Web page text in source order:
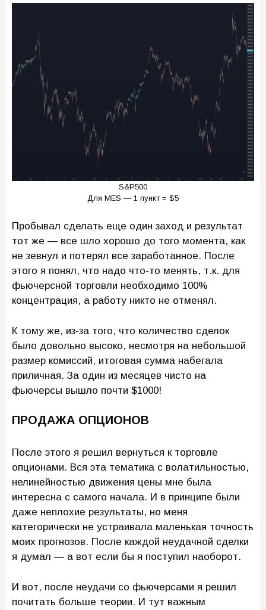
S&P500
Для MES — 1 пункт = $5
Пробывал сделать еще один заход и результат
тот же — все шло хорошо до того момента, как
не зевнул и потерял все заработанное. После
этого я понял, что надо что-то менять, т.к. для
фьючерсной торговли необходимо 100%
концентрация, а работу никто не отменял.
К тому же, из-за того, что количество сделок
было довольно высоко, несмотря на небольшой
размер комиссий, итоговая сумма набегала
приличная. За один из месяцев чисто на
фьючерсы вышло почти $1000!
ПРОДАЖА ОПЦИОНОВ
После этого я решил вернуться к торговле
опционами. Вся эта тематика с волатильностью,
нелинейностью движения цены мне была
интересна с самого начала. И в принципе были
даже неплохие результаты, но меня
категорически не устраивала маленькая точность
моих прогнозов. После каждой неудачной сделки
я думал — а вот если бы я поступил наоборот.
И вот, после неудачи со фьючерсами я решил
почитать больше теории. И тут важным